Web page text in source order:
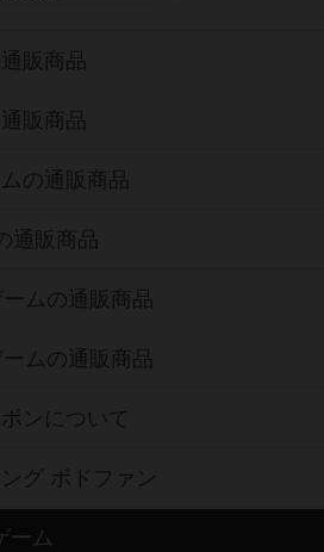
販商品
販商品
の通販商品
通販商品
ムの通販商品
ムの通販商品
ンについて
グ ボドファン
ーム